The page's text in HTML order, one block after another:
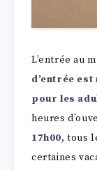
L’entrée au
d’entrée est
pour les
heures
17h00, tous
certaines